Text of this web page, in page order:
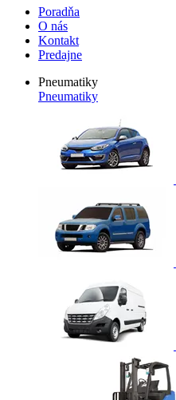
Poradňa
O nás
Kontakt
Predajne
Pneumatiky
Pneumatiky